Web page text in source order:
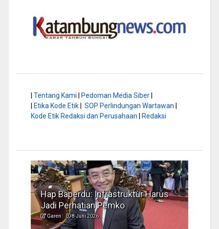
Tentang Kami Pedoman Media Siber|
Etika Kode Etik| SOP Perlindungan Wartawan
Kode Etik Redaksi dan Perusahaan
Redaksi
Musim Kemarau, DPRD Dorong
Pengelolaan Sampah yang Aman
Garen 6 Juni 2026